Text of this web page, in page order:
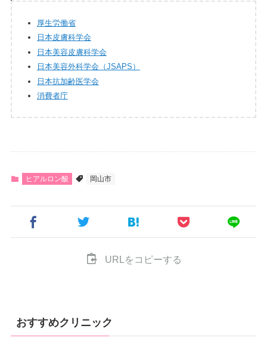
厚生労働省
日本皮膚科学会
日本美容皮膚科学会
日本美容外科学会（JSAPS）
日本抗加齢医学会
消費者庁
ヒアルロン酸 岡山市
URLをコピーする
おすすめクリニック